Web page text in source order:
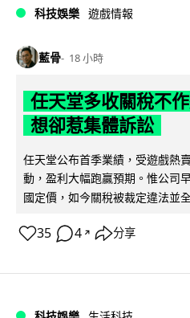
科技娛樂 遊戲情報
藍骨 18 小時
任天堂多收關稅不
想卻惹集體訴訟
任天堂公布首季業績，受遊戲熱
動，盈利大幅跑贏預期。惟公司
國定價，如今關稅被裁定違法並
35 4 ↗ 分享